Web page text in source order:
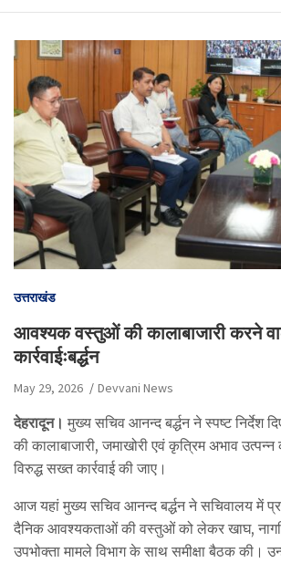
उत्तराखंड
आवश्यक वस्तुओं की कालाबाजारी करने
कार्रवाईःबर्द्धन
May 29, 2026 Devvani News
देहरादून। मुख्य सचिव आनन्द बर्द्धन ने स्पष्ट
की कालाबाजारी, जमाखोरी एवं कृत्रिम अभाव
विरुद्ध सख्त कार्रवाई की जाए।
आज यहां मुख्य सचिव आनन्द बर्द्धन ने सचिवालय में
दैनिक आवश्यकताओं की वस्तुओं को लेकर खाघ,
उपभोक्ता मामले विभाग के साथ समीक्षा बैठक की।